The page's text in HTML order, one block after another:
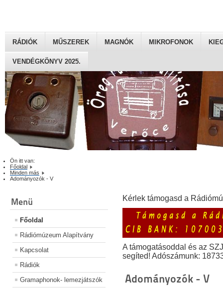
RÁDIÓK MŰSZEREK MAGNÓK MIKROFONOK
VENDÉGKÖNYV 2025.
Ön itt van:
Főoldal
Minden más
Adományozók - V
Menü
Főoldal
Rádiómúzeum Alapítvány
Kapcsolat
Rádiók
Gramaphonok- lemezjátszók
Kérlek támogasd a
A támogatásoddal és az
segíted! Adószámunk:
Adományozók - V